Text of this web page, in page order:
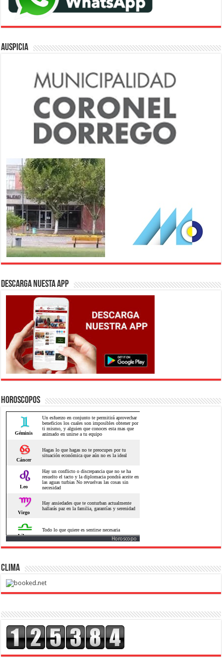
AUSPICIA
DESCARGA NUESTA APP
HOROSCOPOS
Horoscopo
CLIMA